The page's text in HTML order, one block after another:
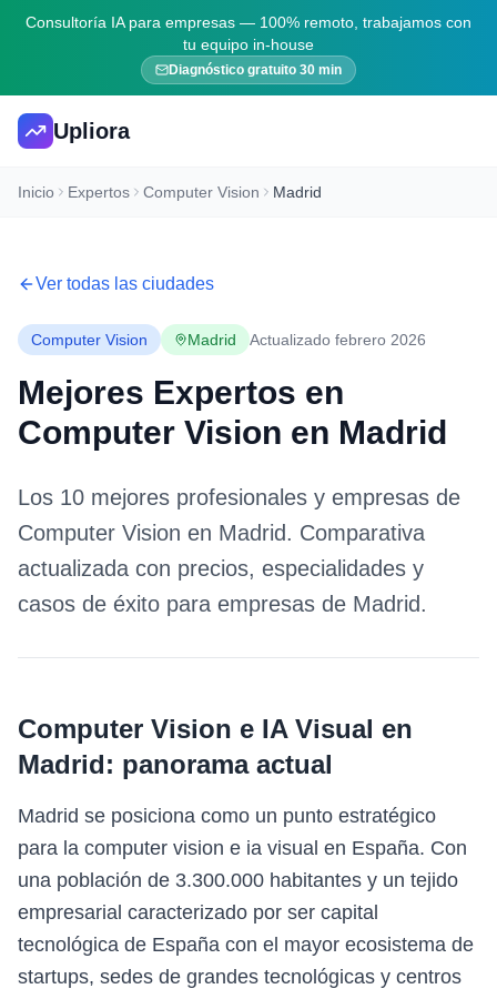
Consultoría IA para empresas — 100% remoto, trabajamos con
tu equipo in-house
Diagnóstico gratuito 30 min
Upliora
Inicio Expertos Computer Vision Madrid
Ver todas las ciudades
Computer Vision Madrid Actualizado febrero 2026
Mejores Expertos en
Computer Vision en Madrid
Los 10 mejores profesionales y empresas de
Computer Vision en Madrid. Comparativa
actualizada con precios, especialidades y
casos de éxito para empresas de Madrid.
Computer Vision e IA Visual en
Madrid: panorama actual
Madrid se posiciona como un punto estratégico
para la computer vision e ia visual en España. Con
una población de 3.300.000 habitantes y un tejido
empresarial caracterizado por ser capital
tecnológica de España con el mayor ecosistema de
startups, sedes de grandes tecnológicas y centros